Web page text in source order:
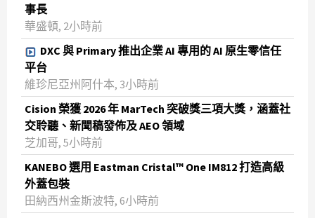
事長
華盛頓, 2小時前
DXC 與 Primary 推出企業 AI 專用的 AI 原生零信任
平台
維珍尼亞州阿什本, 3小時前
Cision 榮獲 2026 年 MarTech 突破獎三項大獎，涵蓋社
交聆聽、新聞稿發佈及 AEO 領域
芝加哥, 5小時前
KANEBO 選用 Eastman Cristal™ One IM812 打造高級
外蓋包裝
田納西州金斯波特, 6小時前